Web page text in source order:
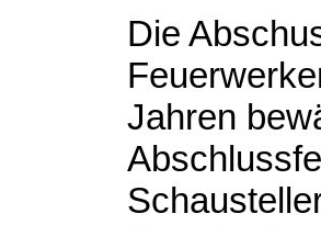
Die
Jahren